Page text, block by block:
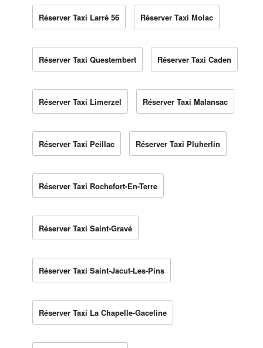
Réserver Taxi Larré 56 Réserver Taxi Molac
Réserver Taxi Questembert Réserver Taxi Caden
Réserver Taxi Limerzel Réserver Taxi Malansac
Réserver Taxi Peillac Réserver Taxi Pluherlin
Réserver Taxi Rochefort-En-Terre
Réserver Taxi Saint-Gravé
Réserver Taxi Saint-Jacut-Les-Pins
Réserver Taxi La Chapelle-Gaceline